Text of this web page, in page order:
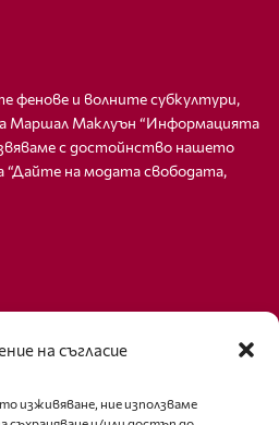
на съгласие
изживяване, ние използваме
фенове и волните субкултури,
Маршал Маклуън “Информацията
с достойнство нашето
“Дайте на модата свободата,